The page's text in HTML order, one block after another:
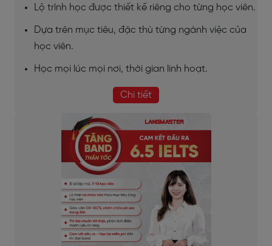
Lộ trình học được thiết kế riêng cho từng học viên.
Dựa trên mục tiêu, đặc thù từng ngành việc của
học viên.
Học mọi lúc mọi nơi, thời gian linh hoạt.
Chi tiết